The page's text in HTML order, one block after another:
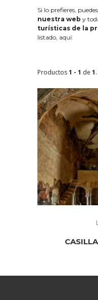
Si lo prefieres,
nuestra web y
turísticas de la
listado, aquí:
Productos1 - 1 de 1